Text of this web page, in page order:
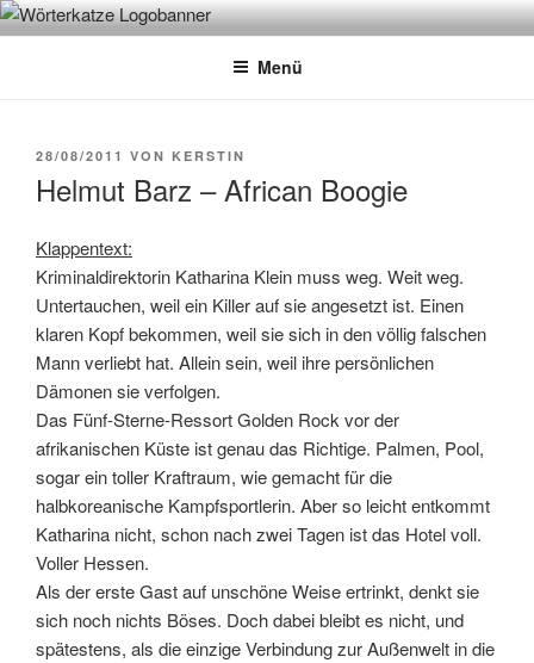
Zum
InhaltWÖRTERKATZE
Von Büchern erzählen
Menü
VERÖFFENTLICHT
28/08/2011 VON KERSTIN
Helmut Barz – African Boogie
Klappentext:
Kriminaldirektorin Katharina Klein muss weg. Weit weg.
Untertauchen, weil ein Killer auf sie angesetzt ist. Einen
klaren Kopf bekommen, weil sie sich in den völlig falschen
Mann verliebt hat. Allein sein, weil ihre persönlichen
Dämonen sie verfolgen.
Das Fünf-Sterne-Ressort Golden Rock vor der
afrikanischen Küste ist genau das Richtige. Palmen, Pool,
sogar ein toller Kraftraum, wie gemacht für die
halbkoreanische Kampfsportlerin. Aber so leicht entkommt
Katharina nicht, schon nach zwei Tagen ist das Hotel voll.
Voller Hessen.
Als der erste Gast auf unschöne Weise ertrinkt, denkt sie
sich noch nichts Böses. Doch dabei bleibt es nicht, und
spätestens, als die einzige Verbindung zur Außenwelt in die